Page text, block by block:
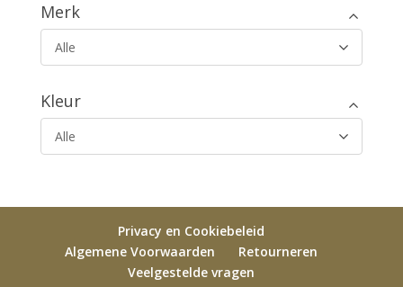
Merk
Alle
Kleur
Alle
Privacy en Cookiebeleid
Algemene Voorwaarden
Retourneren
Veelgestelde vragen